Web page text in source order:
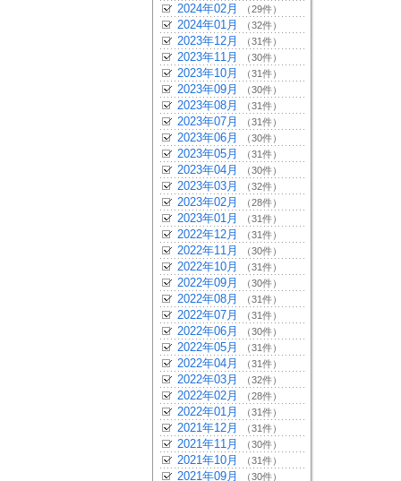
2024年02月 （29件）
2024年01月 （32件）
2023年12月 （31件）
2023年11月 （30件）
2023年10月 （31件）
2023年09月 （30件）
2023年08月 （31件）
2023年07月 （31件）
2023年06月 （30件）
2023年05月 （31件）
2023年04月 （30件）
2023年03月 （32件）
2023年02月 （28件）
2023年01月 （31件）
2022年12月 （31件）
2022年11月 （30件）
2022年10月 （31件）
2022年09月 （30件）
2022年08月 （31件）
2022年07月 （31件）
2022年06月 （30件）
2022年05月 （31件）
2022年04月 （31件）
2022年03月 （32件）
2022年02月 （28件）
2022年01月 （31件）
2021年12月 （31件）
2021年11月 （30件）
2021年10月 （31件）
2021年09月 （30件）